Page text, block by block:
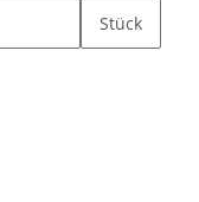
Stück